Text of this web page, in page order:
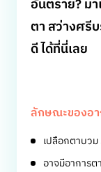
อันตราย? ม
ตา สว่างศรี
ดี ได้ที่นี่เลย
ลักษณะของอ
เปลือกตาบว
อาจมีอาการ